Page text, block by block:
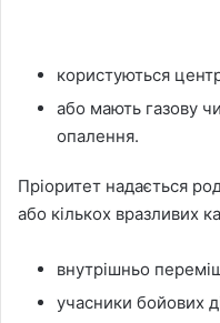
користуються
або мають газову
опалення.
Пріоритет надається
або кількох вразливих
внутрішньо
учасники бойових